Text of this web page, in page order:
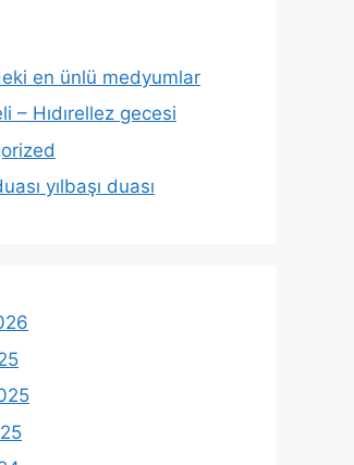
en ünlü medyumlar
– Hıdırellez gecesi
yılbaşı duası